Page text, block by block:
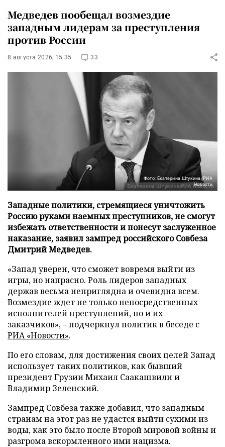
Медведев пообещал возмездие
западным лидерам за преступления
против России
8 августа 2026, 15:35 33
Фото: Екатерина Штукина/РИА
Новости
Западные политики, стремящиеся уничтожить
Россию руками наемных преступников, не смогут
избежать ответственности и понесут заслуженное
наказание, заявил зампред российского Совбеза
Дмитрий Медведев.
«Запад уверен, что сможет вовремя выйти из
игры, но напрасно. Роль лидеров западных
держав весьма неприглядна и очевидна всем.
Возмездие ждет не только непосредственных
исполнителей преступлений, но и их
заказчиков», – подчеркнул политик в беседе с
РИА «Новости».
По его словам, для достижения своих целей Запад
использует таких политиков, как бывший
президент Грузии Михаил Саакашвили и
Владимир Зеленский.
Зампред Совбеза также добавил, что западным
странам на этот раз не удастся выйти сухими из
воды, как это было после Второй мировой войны и
разгрома вскормленного ими нацизма.